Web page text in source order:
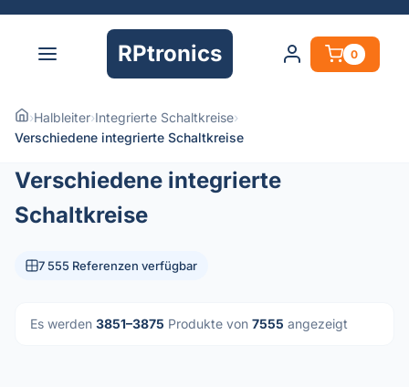
RPtronics 0
›Halbleiter›Integrierte Schaltkreise›
Verschiedene integrierte Schaltkreise
Verschiedene integrierte
Schaltkreise
7 555 Referenzen verfügbar
Es werden 3851–3875 Produkte von 7555 angezeigt